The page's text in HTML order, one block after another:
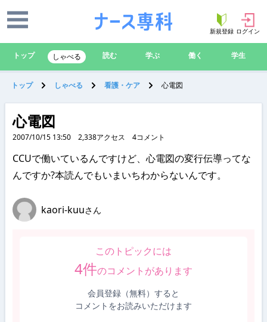
新規登録 ログイン
トップ しゃべる 読む 学ぶ 働く 学生
トップ しゃべる 看護・ケア 心電図
心電図
2007/10/15 13:50 2,338アクセス 4コメント
CCUで働いているんですけど、心電図の変行伝導ってな
んですか?本読んでもいまいちわからないんです。
kaori-kuuさん
このトピックには
4件のコメントがあります
会員登録（無料）すると
コメントをお読みいただけます